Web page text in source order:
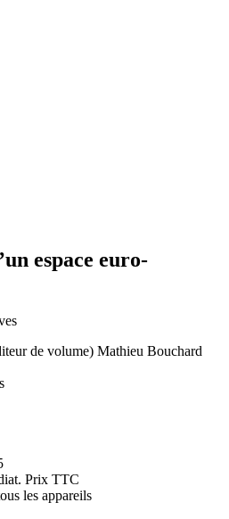
espace euro-
de volume) Mathieu Bouchard
Prix TTC
les appareils